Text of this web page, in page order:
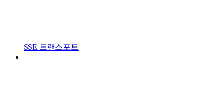
SSE 트랜스포트